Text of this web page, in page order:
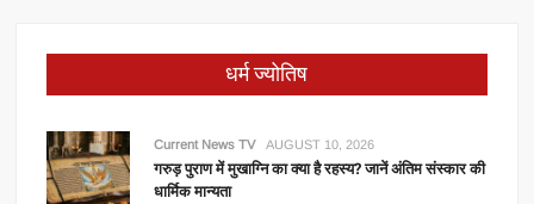
धर्म ज्योतिष
Current News TV AUGUST 10, 2026
गरुड़ पुराण में मुखाग्नि का क्या है रहस्य? जानें अंतिम संस्कार की
धार्मिक मान्यता